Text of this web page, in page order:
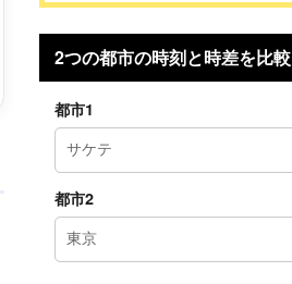
2つの都市の時刻と時差を比較
都市1
都市2